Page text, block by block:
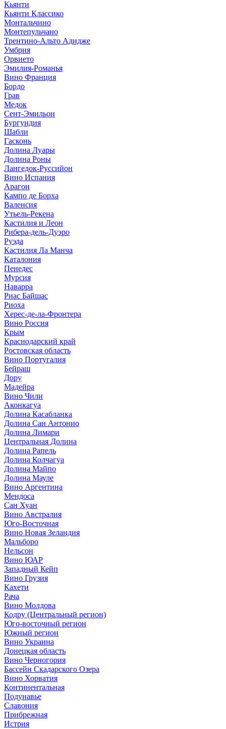
Кьянти
Кьянти Классико
Монтальчино
Монтепульчано
Трентино-Альто Адидже
Умбрия
Орвието
Эмилия-Романья
Вино Франция
Бордо
Грав
Медок
Сент-Эмильон
Бургундия
Шабли
Гасконь
Долина Луары
Долина Роны
Лангедок-Руссийон
Вино Испания
Арагон
Кампо де Борха
Валенсия
Утьель-Рекена
Кастилия и Леон
Рибера-дель-Дуэро
Руэда
Кастилия Ла Манча
Каталония
Пенедес
Мурсия
Наварра
Риас Байшас
Риоха
Херес-де-ла-Фронтера
Вино Россия
Крым
Краснодарский край
Ростовская область
Вино Португалия
Бейраш
Дору
Мадейра
Вино Чили
Аконкагуа
Долина Касабланка
Долина Сан Антонио
Долина Лимари
Центральная Долина
Долина Рапель
Долина Колчагуа
Долина Майпо
Долина Мауле
Вино Аргентина
Мендоса
Сан Хуан
Вино Австралия
Юго-Восточная
Вино Новая Зеландия
Мальборо
Нельсон
Вино ЮАР
Западный Кейп
Вино Грузия
Кахети
Рача
Вино Молдова
Кодру (Центральный регион)
Юго-восточный регион
Южный регион
Вино Украина
Донецкая область
Вино Черногория
Бассейн Скадарского Озера
Вино Хорватия
Континентальная
Подунавье
Славония
Прибрежная
Истрия